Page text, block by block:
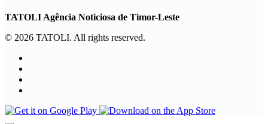
TATOLI Agência Noticiosa de Timor-Leste
© 2026 TATOLI. All rights reserved.